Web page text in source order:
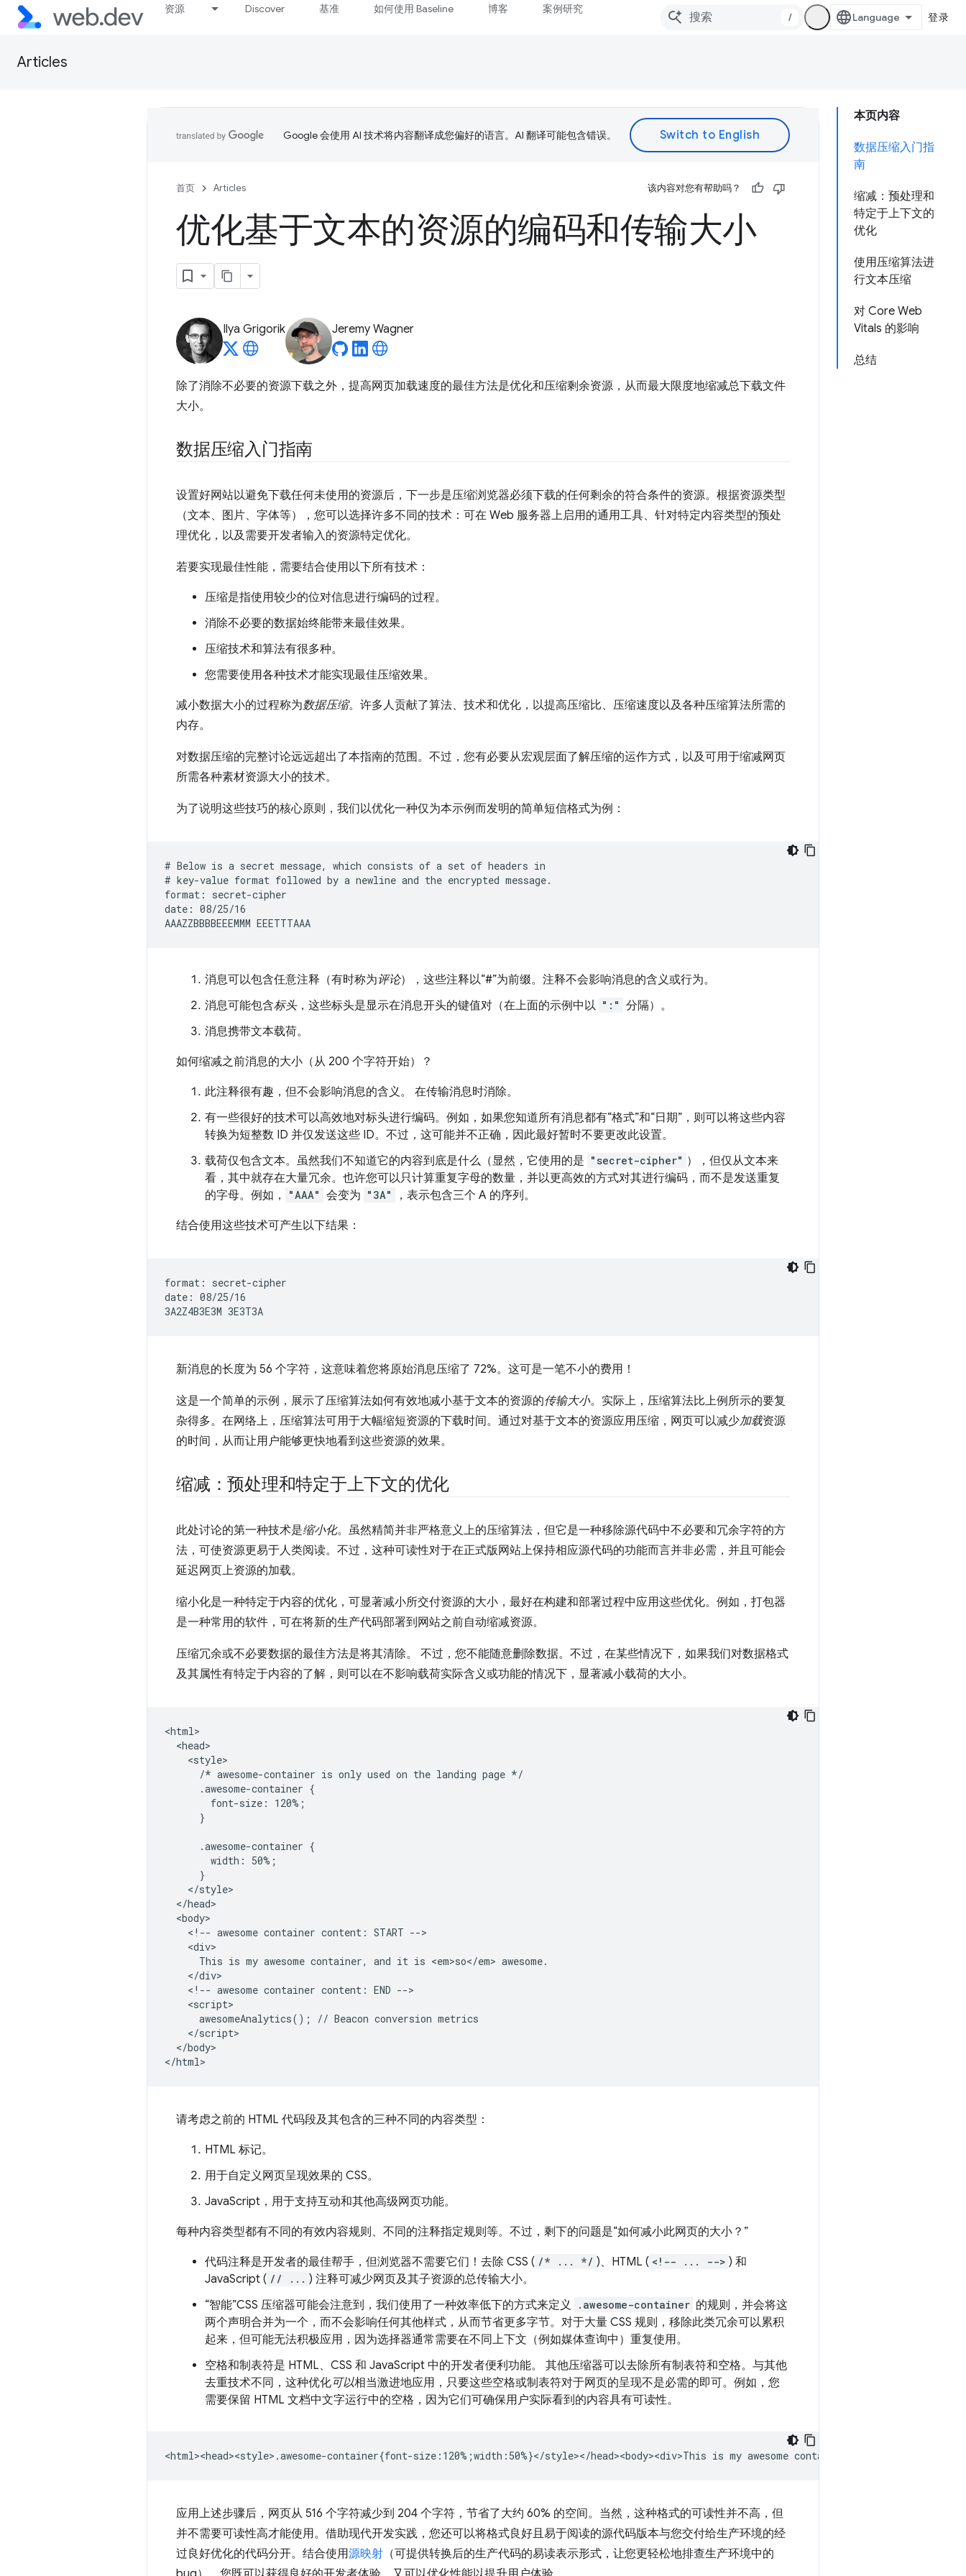
资源 Discover 基准 如何使用 Baseline 博客 案例研究
/ 登录
Articles
本页内容
数据压缩入门指
南
缩减：预处理和
特定于上下文的
优化
使用压缩算法进
行文本压缩
对 Core Web
Vitals 的影响
总结
Google 会使用 AI 技术将内容翻译成您偏好的语言。AI 翻译可能包含错误。
首页 Articles 该内容对您有帮助吗？
优化基于文本的资源的编码和传输大小
Ilya Grigorik Jeremy Wagner
除了消除不必要的资源下载之外，提高网页加载速度的最佳方法是优化和压缩剩余资源，从而最大限度地缩减总下载文件
大小。
数据压缩入门指南
设置好网站以避免下载任何未使用的资源后，下一步是压缩浏览器必须下载的任何剩余的符合条件的资源。根据资源类型
（文本、图片、字体等），您可以选择许多不同的技术：可在 Web 服务器上启用的通用工具、针对特定内容类型的预处
理优化，以及需要开发者输入的资源特定优化。
若要实现最佳性能，需要结合使用以下所有技术：
压缩是指使用较少的位对信息进行编码的过程。
消除不必要的数据始终能带来最佳效果。
压缩技术和算法有很多种。
您需要使用各种技术才能实现最佳压缩效果。
减小数据大小的过程称为数据压缩。许多人贡献了算法、技术和优化，以提高压缩比、压缩速度以及各种压缩算法所需的
内存。
对数据压缩的完整讨论远远超出了本指南的范围。不过，您有必要从宏观层面了解压缩的运作方式，以及可用于缩减网页
所需各种素材资源大小的技术。
为了说明这些技巧的核心原则，我们以优化一种仅为本示例而发明的简单短信格式为例：
# Below is a secret message, which consists of a set of headers in
# key-value format followed by a newline and the encrypted message.
format: secret-cipher
date: 08/25/16
消息可以包含任意注释（有时称为评论），这些注释以“#”为前缀。注释不会影响消息的含义或行为。
消息可能包含标头，这些标头是显示在消息开头的键值对（在上面的示例中以 ":" 分隔）。
消息携带文本载荷。
如何缩减之前消息的大小（从 200 个字符开始）？
此注释很有趣，但不会影响消息的含义。 在传输消息时消除。
有一些很好的技术可以高效地对标头进行编码。例如，如果您知道所有消息都有“格式”和“日期”，则可以将这些内容
转换为短整数 ID 并仅发送这些 ID。不过，这可能并不正确，因此最好暂时不要更改此设置。
载荷仅包含文本。虽然我们不知道它的内容到底是什么（显然，它使用的是 "secret-cipher" ），但仅从文本来
看，其中就存在大量冗余。也许您可以只计算重复字母的数量，并以更高效的方式对其进行编码，而不是发送重复
的字母。例如，
"AAA" 会变为 "3A" ，表示包含三个 A 的序列。
结合使用这些技术可产生以下结果：
format: secret-cipher
date: 08/25/16
新消息的长度为 56 个字符，这意味着您将原始消息压缩了 72%。这可是一笔不小的费用！
这是一个简单的示例，展示了压缩算法如何有效地减小基于文本的资源的传输大小。实际上，压缩算法比上例所示的要复
杂得多。在网络上，压缩算法可用于大幅缩短资源的下载时间。通过对基于文本的资源应用压缩，网页可以减少加载资源
的时间，从而让用户能够更快地看到这些资源的效果。
缩减：预处理和特定于上下文的优化
此处讨论的第一种技术是缩小化。虽然精简并非严格意义上的压缩算法，但它是一种移除源代码中不必要和冗余字符的方
法，可使资源更易于人类阅读。不过，这种可读性对于在正式版网站上保持相应源代码的功能而言并非必需，并且可能会
延迟网页上资源的加载。
缩小化是一种特定于内容的优化，可显著减小所交付资源的大小，最好在构建和部署过程中应用这些优化。例如，打包器
是一种常用的软件，可在将新的生产代码部署到网站之前自动缩减资源。
压缩冗余或不必要数据的最佳方法是将其清除。 不过，您不能随意删除数据。不过，在某些情况下，如果我们对数据格式
及其属性有特定于内容的了解，则可以在不影响载荷实际含义或功能的情况下，显著减小载荷的大小。
<html>
  <head>
    <style>
      /* awesome-container is only used on the landing page */
      .awesome-container {
        font-size: 120%;
      }
      .awesome-container {
        width: 50%;
      }
    </style>
  </head>
  <body>
    <!-- awesome container content: START -->
    <div>
      This is my awesome container, and it is <em>so</em> awesome.
    </div>
    <!-- awesome container content: END -->
    <script>
      awesomeAnalytics(); // Beacon conversion metrics
    </script>
  </body>
请考虑之前的 HTML 代码段及其包含的三种不同的内容类型：
HTML 标记。
用于自定义网页呈现效果的 CSS。
JavaScript，用于支持互动和其他高级网页功能。
每种内容类型都有不同的有效内容规则、不同的注释指定规则等。不过，剩下的问题是“如何减小此网页的大小？”
代码注释是开发者的最佳帮手，但浏览器不需要它们！去除 CSS ( /* ... */ )、HTML ( <!-- ... --> ) 和
JavaScript ( // ... ) 注释可减少网页及其子资源的总传输大小。
“智能”CSS 压缩器可能会注意到，我们使用了一种效率低下的方式来定义
.awesome-container 的规则，并会将这
两个声明合并为一个，而不会影响任何其他样式，从而节省更多字节。对于大量 CSS 规则，移除此类冗余可以累积
起来，但可能无法积极应用，因为选择器通常需要在不同上下文（例如媒体查询中）重复使用。
空格和制表符是 HTML、CSS 和 JavaScript 中的开发者便利功能。 其他压缩器可以去除所有制表符和空格。与其他
去重技术不同，这种优化可以相当激进地应用，只要这些空格或制表符对于网页的呈现不是必需的即可。例如，您
需要保留 HTML 文档中文字运行中的空格，因为它们可确保用户实际看到的内容具有可读性。
应用上述步骤后，网页从 516 个字符减少到 204 个字符，节省了大约 60% 的空间。当然，这种格式的可读性并不高，但
并不需要可读性高才能使用。借助现代开发实践，您还可以将格式良好且易于阅读的源代码版本与您交付给生产环境的经
过良好优化的代码分开。结合使用源映射 （可提供转换后的生产代码的易读表示形式，让您更轻松地排查生产环境中的